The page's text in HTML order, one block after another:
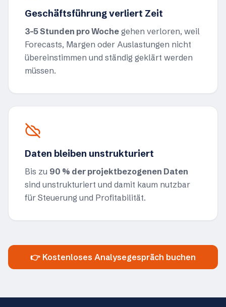
Geschäftsführung verliert Zeit
3–5 Stunden pro Woche gehen verloren, weil
Forecasts, Margen oder Auslastungen nicht
übereinstimmen und ständig geklärt werden
müssen.
Daten bleiben unstrukturiert
Bis zu 90 % der projektbezogenen Daten
sind unstrukturiert und damit kaum nutzbar
für Steuerung und Profitabilität.
👉 Kostenloses Analysegespräch buchen